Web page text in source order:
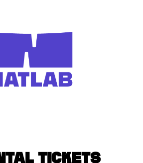
TICKETS